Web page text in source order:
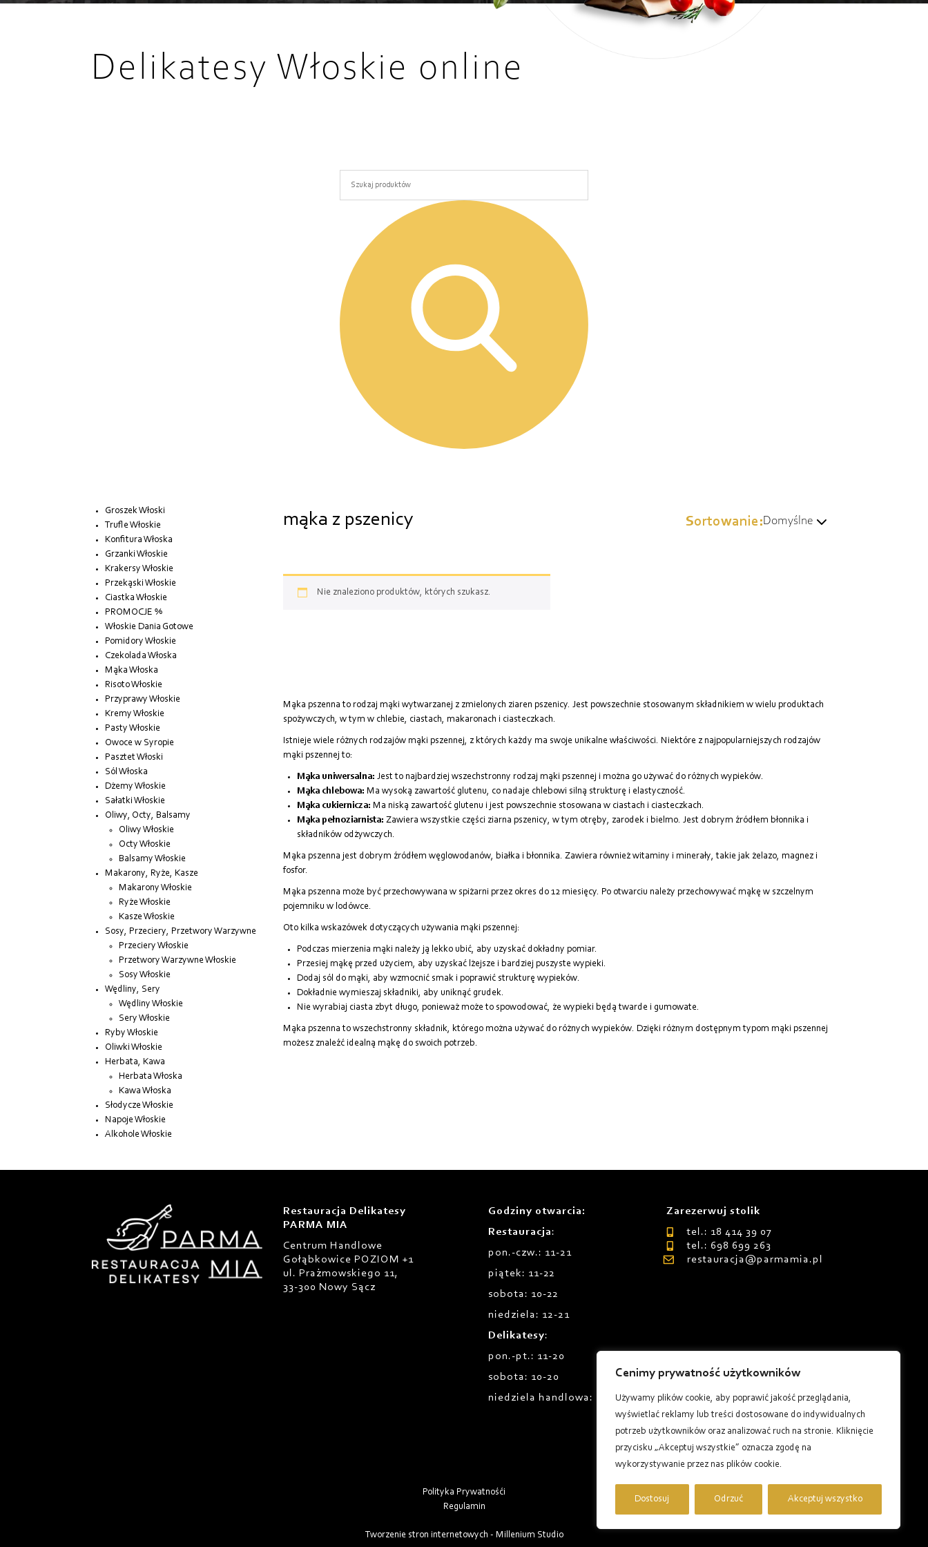
Cenimy prywatność użytkowników
Używamy plików cookie, aby poprawić jakość przeglądania,
wyświetlać reklamy lub treści dostosowane do indywidualnych
potrzeb użytkowników oraz analizować ruch na stronie. Kliknięcie
przycisku „Akceptuj wszystkie” oznacza zgodę na
wykorzystywanie przez nas plików cookie.
Dostosuj Odrzuć Akceptuj wszystko
Delikatesy Włoskie online
Groszek Włoski
Trufle Włoskie
Konfitura Włoska
Grzanki Włoskie
Krakersy Włoskie
Przekąski Włoskie
Ciastka Włoskie
PROMOCJE %
Włoskie Dania Gotowe
Pomidory Włoskie
Czekolada Włoska
Mąka Włoska
Risoto Włoskie
Przyprawy Włoskie
Kremy Włoskie
Pasty Włoskie
Owoce w Syropie
Pasztet Włoski
Sól Włoska
Dżemy Włoskie
Sałatki Włoskie
Oliwy, Octy, Balsamy
Oliwy Włoskie
Octy Włoskie
Balsamy Włoskie
Makarony, Ryże, Kasze
Makarony Włoskie
Ryże Włoskie
Kasze Włoskie
Sosy, Przeciery, Przetwory Warzywne
Przeciery Włoskie
Przetwory Warzywne Włoskie
Sosy Włoskie
Wędliny, Sery
Wędliny Włoskie
Sery Włoskie
Ryby Włoskie
Oliwki Włoskie
Herbata, Kawa
Herbata Włoska
Kawa Włoska
Słodycze Włoskie
Napoje Włoskie
Alkohole Włoskie
mąka z pszenicy Sortowanie:Domyślne
Nie znaleziono produktów, których szukasz.
Mąka pszenna to rodzaj mąki wytwarzanej z zmielonych ziaren pszenicy. Jest powszechnie stosowanym składnikiem w wielu produktach
spożywczych, w tym w chlebie, ciastach, makaronach i ciasteczkach.
Istnieje wiele różnych rodzajów mąki pszennej, z których każdy ma swoje unikalne właściwości. Niektóre z najpopularniejszych rodzajów
mąki pszennej to:
Mąka uniwersalna: Jest to najbardziej wszechstronny rodzaj mąki pszennej i można go używać do różnych wypieków.
Mąka chlebowa: Ma wysoką zawartość glutenu, co nadaje chlebowi silną strukturę i elastyczność.
Mąka cukiernicza: Ma niską zawartość glutenu i jest powszechnie stosowana w ciastach i ciasteczkach.
Mąka pełnoziarnista: Zawiera wszystkie części ziarna pszenicy, w tym otręby, zarodek i bielmo. Jest dobrym źródłem błonnika i
składników odżywczych.
Mąka pszenna jest dobrym źródłem węglowodanów, białka i błonnika. Zawiera również witaminy i minerały, takie jak żelazo, magnez i
fosfor.
Mąka pszenna może być przechowywana w spiżarni przez okres do 12 miesięcy. Po otwarciu należy przechowywać mąkę w szczelnym
pojemniku w lodówce.
Oto kilka wskazówek dotyczących używania mąki pszennej:
Podczas mierzenia mąki należy ją lekko ubić, aby uzyskać dokładny pomiar.
Przesiej mąkę przed użyciem, aby uzyskać lżejsze i bardziej puszyste wypieki.
Dodaj sól do mąki, aby wzmocnić smak i poprawić strukturę wypieków.
Dokładnie wymieszaj składniki, aby uniknąć grudek.
Nie wyrabiaj ciasta zbyt długo, ponieważ może to spowodować, że wypieki będą twarde i gumowate.
Mąka pszenna to wszechstronny składnik, którego można używać do różnych wypieków. Dzięki różnym dostępnym typom mąki pszennej
możesz znaleźć idealną mąkę do swoich potrzeb.
Restauracja Delikatesy
PARMA MIA
Centrum Handlowe
Gołąbkowice POZIOM +1
ul. Prażmowskiego 11,
33-300 Nowy Sącz
Godziny otwarcia:
Restauracja:
pon.-czw.: 11-21
piątek: 11-22
sobota: 10-22
niedziela: 12-21
Delikatesy:
pon.-pt.: 11-20
sobota: 10-20
niedziela handlowa: 12-18
Zarezerwuj stolik
tel.: 18 414 39 07
tel.: 698 699 263
restauracja@parmamia.pl
Polityka Prywatnośći
Regulamin
Tworzenie stron internetowych - Millenium Studio